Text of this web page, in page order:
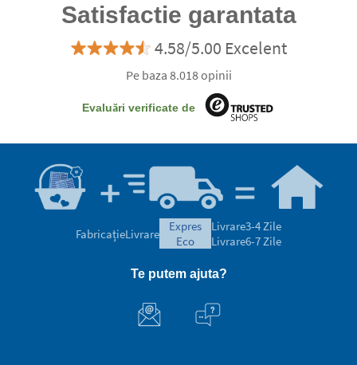
Satisfactie garantata
4.58/5.00 Excelent
Pe baza 8.018 opinii
Evaluări verificate de
FabricațieLivrare
expres
eco
Livrare3-4 Zile
Livrare6-7 Zile
Te putem ajuta?